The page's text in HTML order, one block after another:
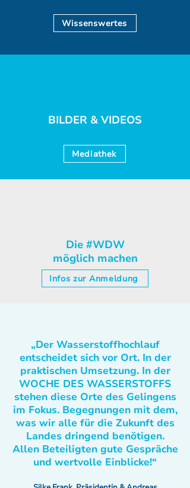
Wissenswertes
BILDER & VIDEOS
Mediathek
Die #WDW
möglich machen
Infos zur Anmeldung
„Der Wasserstoffhochlauf
entscheidet sich vor Ort. In der
praktischen Umsetzung. In der
WOCHE DES WASSERSTOFFS
stehen diese Orte des Gelingens
im Fokus. Begegnungen mit dem,
was wir alle für die Zukunft des
Landes dringend benötigen.
Allen Beteiligten gute Gespräche
und wertvolle Einblicke!“